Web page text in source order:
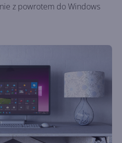
z powrotem do Windows